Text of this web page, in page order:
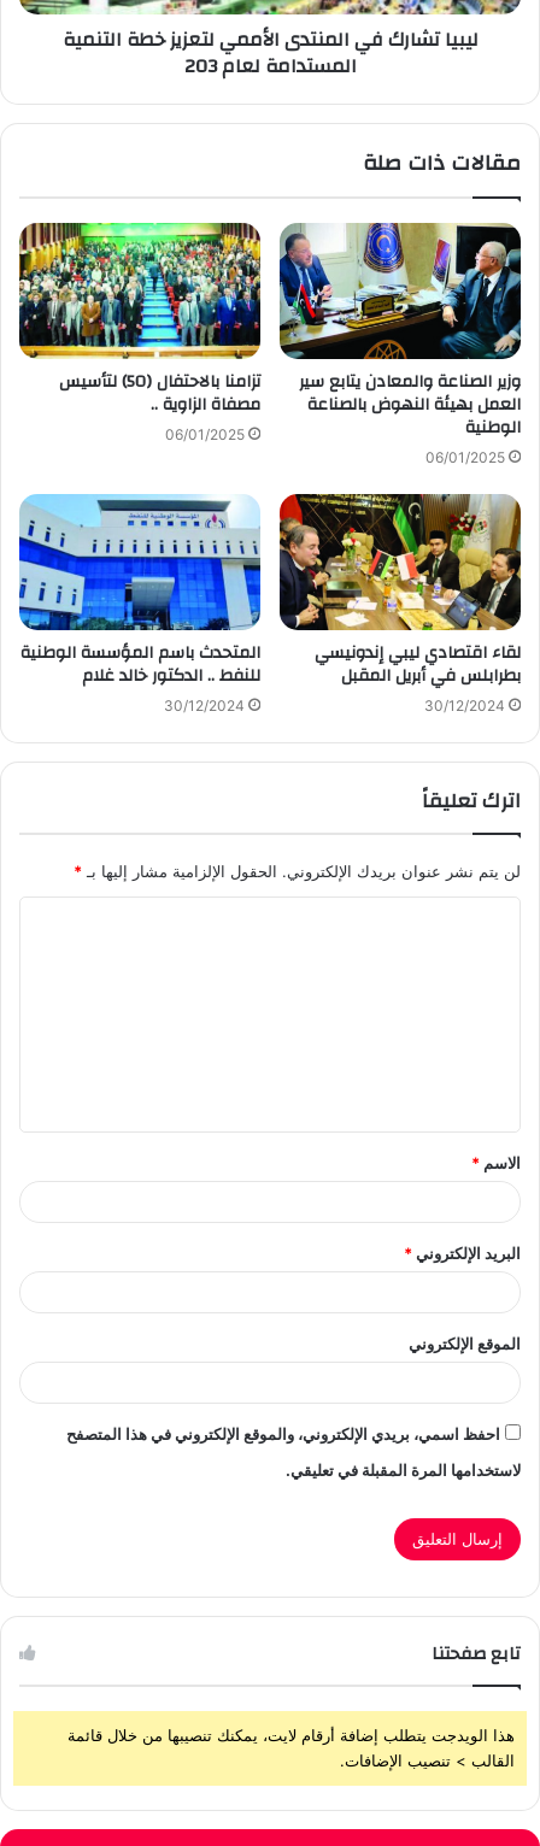
ليبيا تشارك في المنتدى الأممي لتعزيز خطة التنمية
المستدامة لعام 203
مقالات ذات صلة
وزير الصناعة والمعادن يتابع سير
العمل بهيئة النهوض بالصناعة
الوطنية
06/01/2025
تزامنا بالاحتفال (50) لتأسيس
مصفاة الزاوية ..
06/01/2025
لقاء اقتصادي ليبي إندونيسي
بطرابلس في أبريل المقبل
30/12/2024
المتحدث باسم المؤسسة الوطنية
للنفط .. الدكتور خالد غلام
30/12/2024
اترك تعليقاً
لن يتم نشر عنوان بريدك الإلكتروني. الحقول الإلزامية مشار إليها بـ *
ق
*
الاسم *
البريد الإلكتروني*
الموقع الإلكتروني
احفظ اسمي، بريدي الإلكتروني، والموقع الإلكتروني في هذا المتصفح
لاستخدامها المرة المقبلة في تعليقي.
تابع صفحتنا
هذا الويدجت يتطلب إضافة أرقام لايت، يمكنك تنصيبها من خلال قائمة
القالب > تنصيب الإضافات.